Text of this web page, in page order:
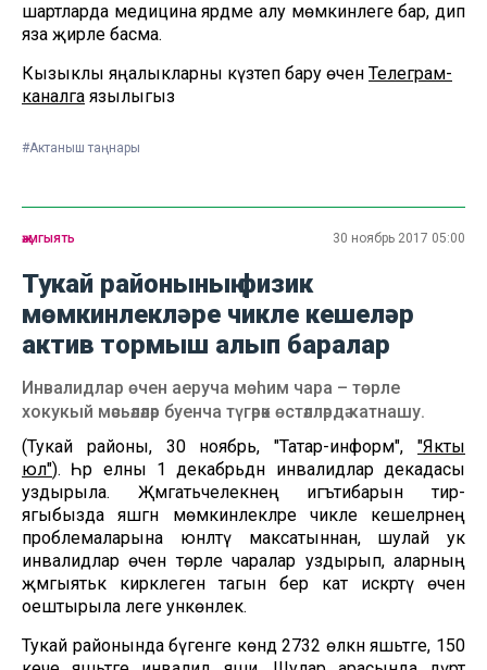
шартларда медицина ярдәме алу мөмкинлеге бар, дип
яза җирле басма.
Кызыклы яңалыкларны күзәтеп бару өчен Телеграм-
каналга язылыгыз
#Актаныш таңнары
җәмгыять 30 ноябрь 2017 05:00
Тукай районының физик
мөмкинлекләре чикле кешеләр
актив тормыш алып баралар
Инвалидлар өчен аеруча мөһим чара – төрле
хокукый мәсьәләләр буенча түгәрәк өстәлләрдә катнашу.
(Тукай районы, 30 ноябрь, "Татар-информ", "Якты
юл"). Һәр елны 1 декабрьдән инвалидлар декадасы
уздырыла. Җәмәгатьчелекнең игътибарын тирә-
ягыбызда яшәгән мөмкинлекләре чикле кешеләрнең
проблемаларына юнәлтү максатыннан, шулай ук
инвалидлар өчен төрле чаралар уздырып, аларның
җәмгыятькә кирәклеген тагын бер кат искәртү өчен
оештырыла әлеге ункөнлек.
Тукай районында бүгенге көндә 2732 өлкән яшьтәге, 150